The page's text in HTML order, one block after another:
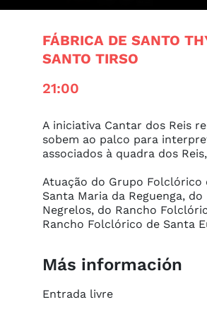
FÁBRICA DE SANTO
SANTO TIRSO
21:00
A iniciativa Cantar dos Reis
sobem ao palco para
associados à quadra dos
Atuação do Grupo Folclórico
Santa Maria da Reguenga,
Negrelos, do Rancho
Rancho Folclórico de Santa
Más información
Entrada livre